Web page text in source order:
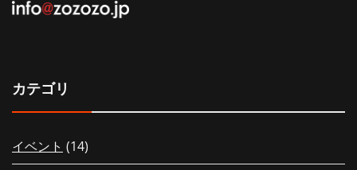
カテゴリ
イベント (14)